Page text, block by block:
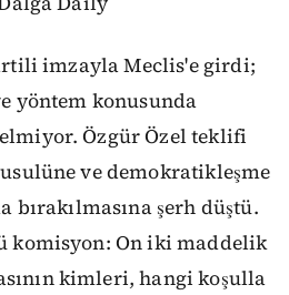
imzayla Meclis'e girdi;
yöntem konusunda
Özgür Özel teklifi
ve demokratikleşme
bırakılmasına şerh düştü.
komisyon: On iki maddelik
kimleri, hangi koşulla